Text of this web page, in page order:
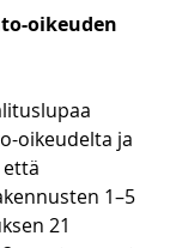
oikeuden
oikeudelta ja
1–5
21